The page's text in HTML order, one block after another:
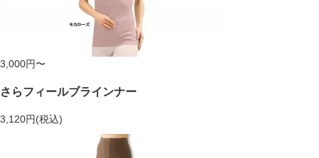
3,000円〜
さらフィールブラインナー
3,120円(税込)